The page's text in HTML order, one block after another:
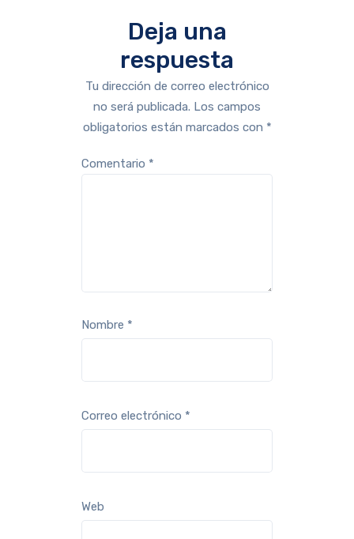
Deja una
respuesta
Tu dirección de correo electrónico
no será publicada. Los campos
obligatorios están marcados con *
Comentario *
Nombre *
Correo electrónico *
Web